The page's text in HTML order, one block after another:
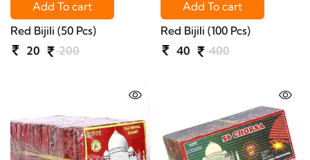
Add To cart
Red Bijili (50 Pcs)
20
200
Add To cart
Red Bijili (100 Pcs)
40
400